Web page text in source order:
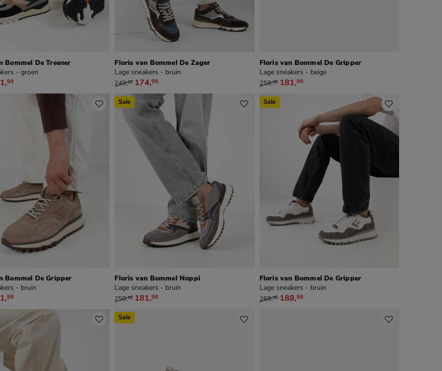
Bommel De Treener
- groen
voor € 181,99
,99
Floris van Bommel De Zager
Lage sneakers - bruin
van € 249,99 voor € 174,99
249,99 174,99
Floris van Bommel De Gripper
Lage sneakers - beige
van € 259,99 voor € 181,99
259,99 181,99
Bommel De Gripper
- bruin
voor € 181,99
,99
Floris van Bommel Noppi
Lage sneakers - bruin
van € 259,99 voor € 181,99
259,99 181,99
Sale
Floris van Bommel De Gripper
Lage sneakers - bruin
van € 269,99 voor € 188,99
269,99 188,99
Sale
Sale